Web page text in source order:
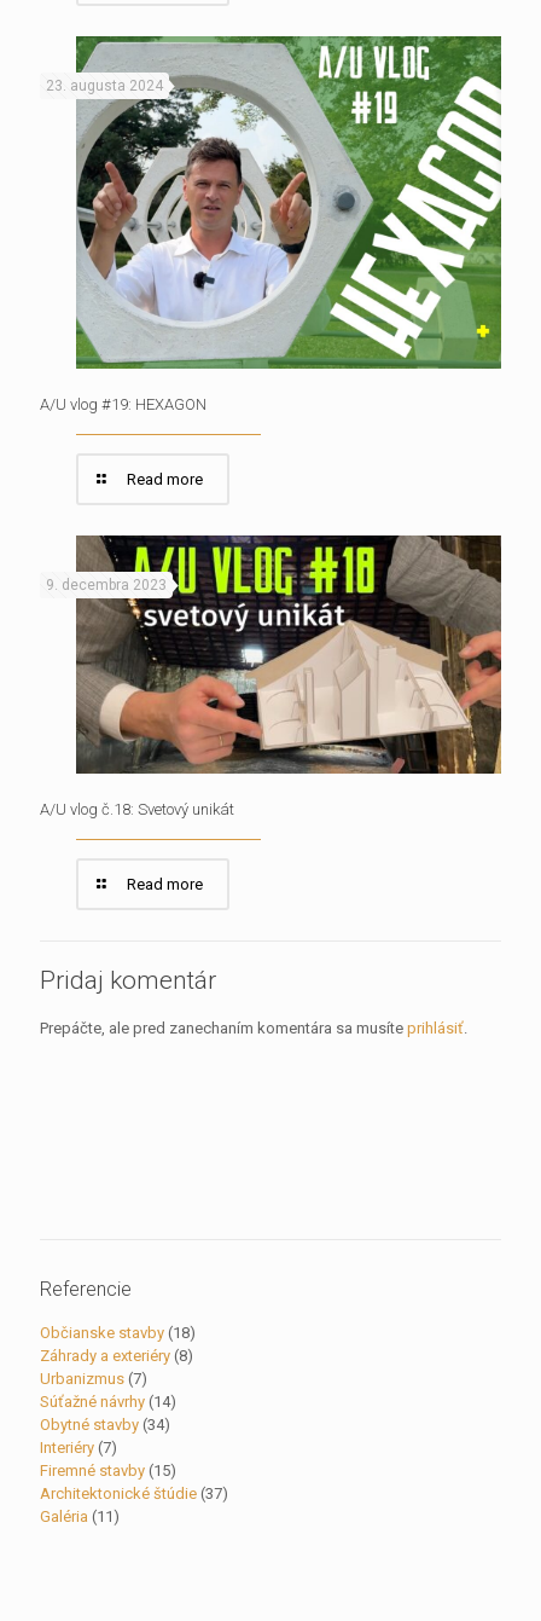
23. augusta 2024
A/U vlog #19: HEXAGON
Read more
9. decembra 2023
A/U vlog č.18: Svetový unikát
Read more
Pridaj komentár
Prepáčte, ale pred zanechaním komentára sa musíte prihlásiť.
Referencie
Občianske stavby (18)
Záhrady a exteriéry (8)
Urbanizmus (7)
Súťažné návrhy (14)
Obytné stavby (34)
Interiéry (7)
Firemné stavby (15)
Architektonické štúdie (37)
Galéria (11)